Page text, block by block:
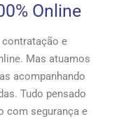
Online
e
Mas atuamos
acompanhando
Tudo pensado
com segurança e